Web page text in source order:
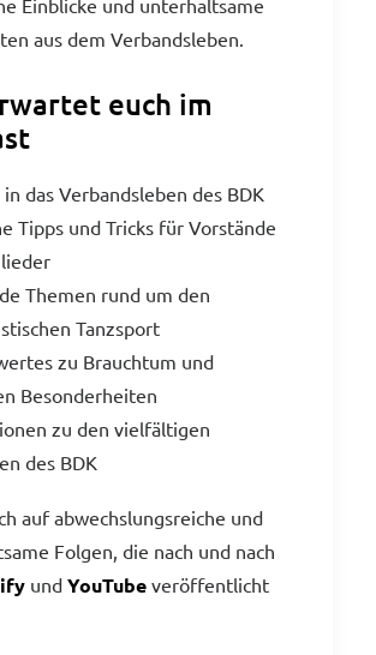
Einblicke und unterhaltsame
aus dem Verbandsleben.
euch im
das Verbandsleben des BDK
Tipps und Tricks für Vorstände
Themen rund um den
Tanzsport
zu Brauchtum und
Besonderheiten
zu den vielfältigen
des BDK
auf abwechslungsreiche und
Folgen, die nach und nach
und YouTube veröffentlicht